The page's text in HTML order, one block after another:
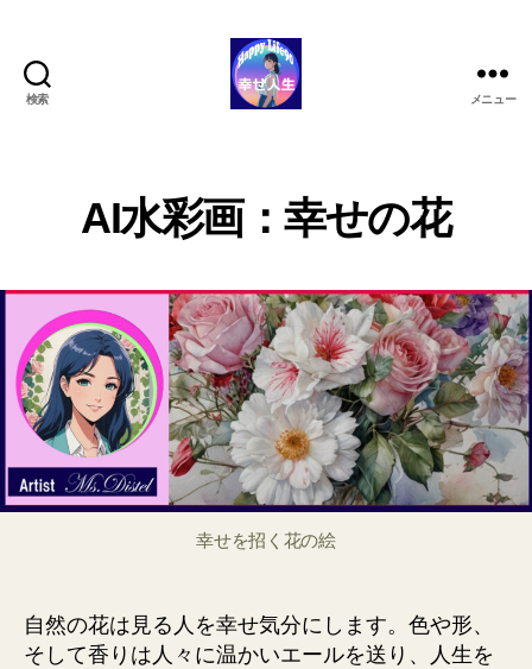
検索
ラ
90
メニュー
AI水彩画：幸せの花
幸せを招く花の絵
自然の花は見る人を幸せ気分にします。色や形、
そして香りは人々に温かいエールを送り、人生を